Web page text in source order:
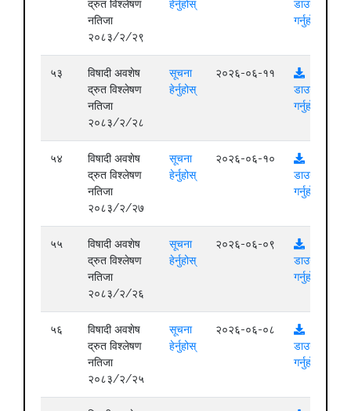
द्रुत विश्लेषण
नतिजा
२०८३/२/२९
हेर्नुहोस्
डाउनलोड
गर्नुहोस्
५३
विषादी अवशेष
द्रुत विश्लेषण
नतिजा
२०८३/२/२८
सूचना
हेर्नुहोस्
२०२६-०६-११
डाउनलोड
गर्नुहोस्
५४
विषादी अवशेष
द्रुत विश्लेषण
नतिजा
२०८३/२/२७
सूचना
हेर्नुहोस्
२०२६-०६-१०
डाउनलोड
गर्नुहोस्
५५
विषादी अवशेष
द्रुत विश्लेषण
नतिजा
२०८३/२/२६
सूचना
हेर्नुहोस्
२०२६-०६-०९
डाउनलोड
गर्नुहोस्
५६
विषादी अवशेष
द्रुत विश्लेषण
नतिजा
२०८३/२/२५
सूचना
हेर्नुहोस्
२०२६-०६-०८
डाउनलोड
गर्नुहोस्